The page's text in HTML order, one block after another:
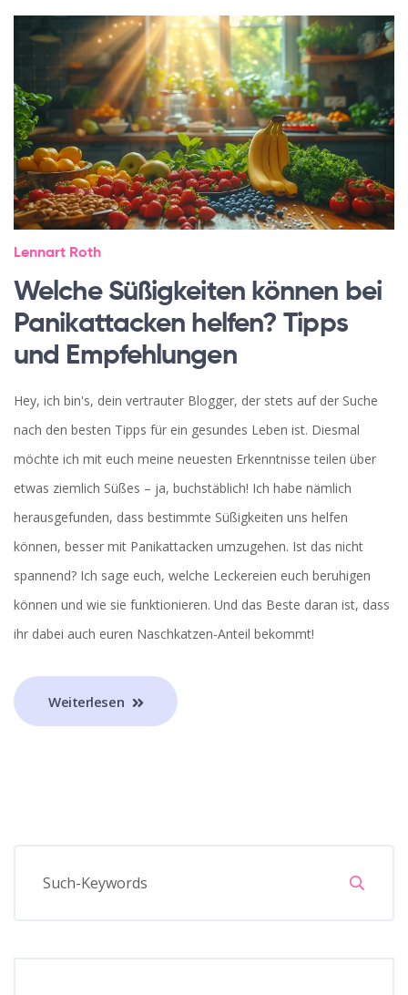
Lennart Roth
Welche Süßigkeiten können bei
Panikattacken helfen? Tipps
und Empfehlungen
Hey, ich bin's, dein vertrauter Blogger, der stets auf der Suche
nach den besten Tipps für ein gesundes Leben ist. Diesmal
möchte ich mit euch meine neuesten Erkenntnisse teilen über
etwas ziemlich Süßes – ja, buchstäblich! Ich habe nämlich
herausgefunden, dass bestimmte Süßigkeiten uns helfen
können, besser mit Panikattacken umzugehen. Ist das nicht
spannend? Ich sage euch, welche Leckereien euch beruhigen
können und wie sie funktionieren. Und das Beste daran ist, dass
ihr dabei auch euren Naschkatzen-Anteil bekommt!
Weiterlesen